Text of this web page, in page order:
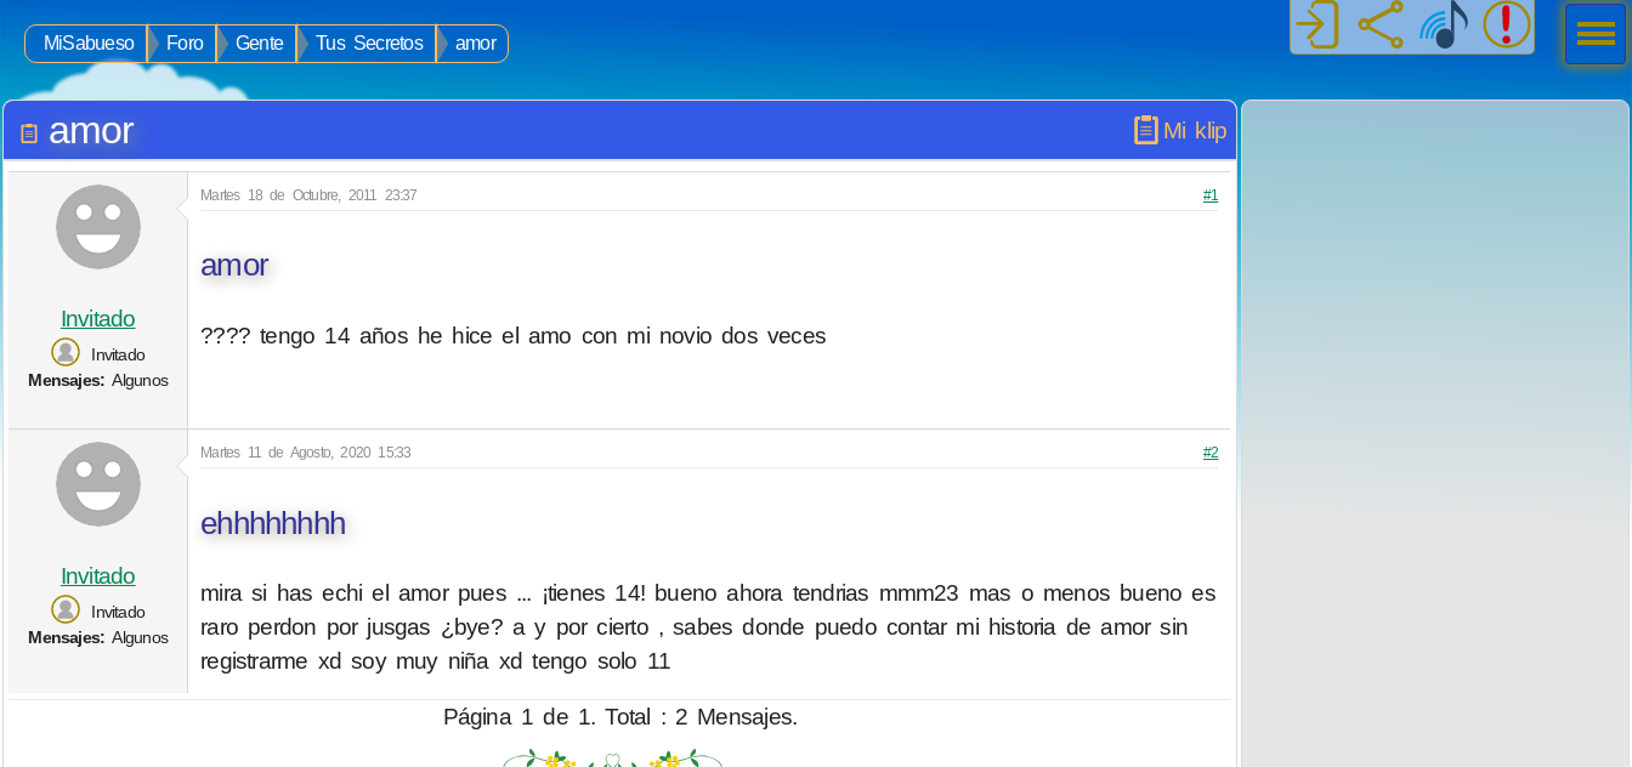
MiSabueso Foro Gente Tus Secretos amor
Mi klip
amor
Invitado
Invitado
Mensajes: Algunos
Martes 18 de Octubre, 2011 23:37 #1
amor
???? tengo 14 años he hice el amo con mi novio dos veces
Invitado
Invitado
Mensajes: Algunos
Martes 11 de Agosto, 2020 15:33 #2
ehhhhhhhh
mira si has echi el amor pues ... ¡tienes 14! bueno ahora tendrias mmm23 mas o menos bueno es
raro perdon por jusgas ¿bye? a y por cierto , sabes donde puedo contar mi historia de amor sin
registrarme xd soy muy niña xd tengo solo 11
Página 1 de 1. Total : 2 Mensajes.
Men
ú